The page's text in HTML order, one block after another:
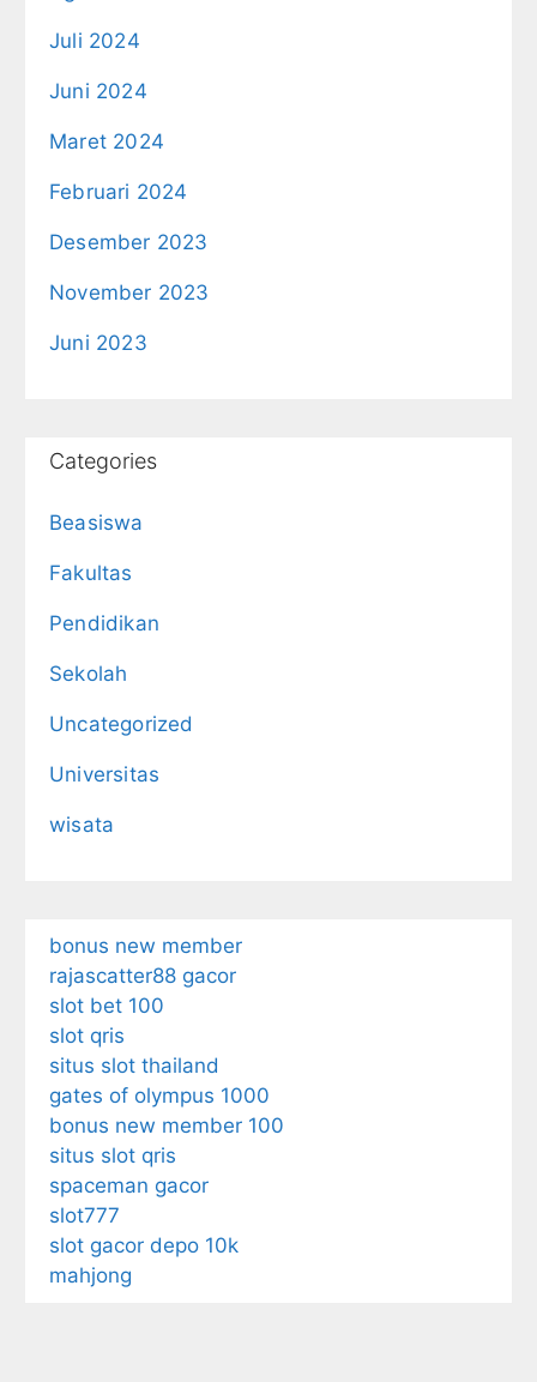
Juli 2024
Juni 2024
Maret 2024
Februari 2024
Desember 2023
November 2023
Juni 2023
Categories
Beasiswa
Fakultas
Pendidikan
Sekolah
Uncategorized
Universitas
wisata
bonus new member
rajascatter88 gacor
slot bet 100
slot qris
situs slot thailand
gates of olympus 1000
bonus new member 100
situs slot qris
spaceman gacor
slot777
slot gacor depo 10k
mahjong